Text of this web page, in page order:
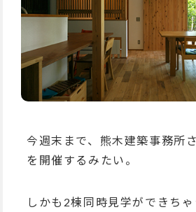
今週末まで、熊木建築事務所
を開催するみたい。
しかも2棟同時見学ができち